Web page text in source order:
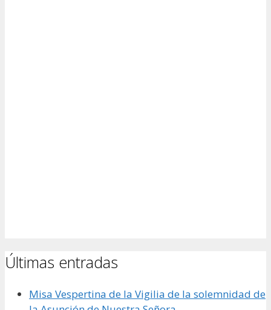
Últimas entradas
Misa Vespertina de la Vigilia de la solemnidad de